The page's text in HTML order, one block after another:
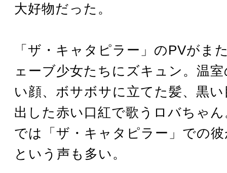
大好物だった。
「ザ・キャタピラー」のPVがま
ェーブ少女たちにズキュン。温
い顔、ボサボサに立てた髪、黒
出した赤い口紅で歌うロバちゃ
では「ザ・キャタピラー」での
という声も多い。